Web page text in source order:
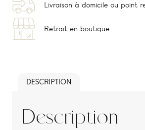
Livraison à domicile ou point
Retrait en boutique
DESCRIPTION
Description